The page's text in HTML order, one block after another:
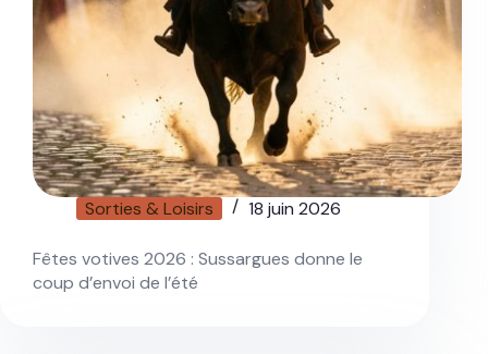
Sorties & Loisirs 18 juin 2026
Fêtes votives 2026 : Sussargues donne le
coup d’envoi de l’été